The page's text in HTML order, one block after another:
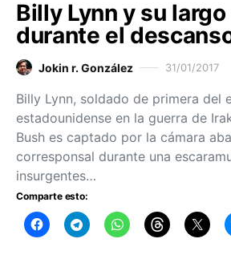
Billy Lynn y su
durante el
Jokin r. González 31/01/2017
Billy Lynn, soldado de primera del
estadounidense en la guerra de
Bush es captado por la cámara
corresponsal durante una
insurgentes…
Comparte esto: